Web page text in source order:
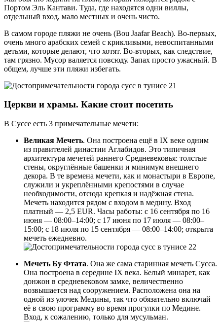
Портом Эль Кантави. Туда, где находятся одни виллы,
отдельный вход, мало местных и очень чисто.
В самом городе пляжи не очень (Bou Jaafar Beach). Во-первых,
очень много арабских семей с крикливыми, невоспитанными
детьми, которые делают, что хотят. Во-вторых, как следствие,
там грязно. Мусор валяется повсюду. Запах просто ужасный. В
общем, лучше эти пляжи избегать.
Церкви и храмы. Какие стоит посетить
В Суссе есть 3 примечательные мечети:
Великая Мечеть. Она построена ещё в IX веке одним
из правителей династии Аглабидов. Это типичная
архитектура мечетей раннего Средневековья: толстые
стены, округлённые башенки и минимум внешнего
декора. В те времена мечети, как и монастыри в Европе,
служили и укреплёнными крепостями в случае
необходимости, отсюда крепкая и надёжная стена.
Мечеть находится рядом с входом в медину. Вход
платный — 2,5 EUR. Часы работы: с 16 сентября по 16
июня — 08:00–14:00; с 17 июня по 17 июля — 08:00–
15:00; с 18 июля по 15 сентября — 08:00–14:00; открыта
мечеть ежедневно.
Мечеть Бу Фтата. Она же сама старинная мечеть Сусса.
Она построена в середине IX века. Белый минарет, как
донжон в средневековом замке, величественно
возвышается над сооружением. Расположена она на
одной из улочек Медины, так что обязательно включай
её в свою программу во время прогулки по Медине.
Вход, к сожалению, только для мусульман.